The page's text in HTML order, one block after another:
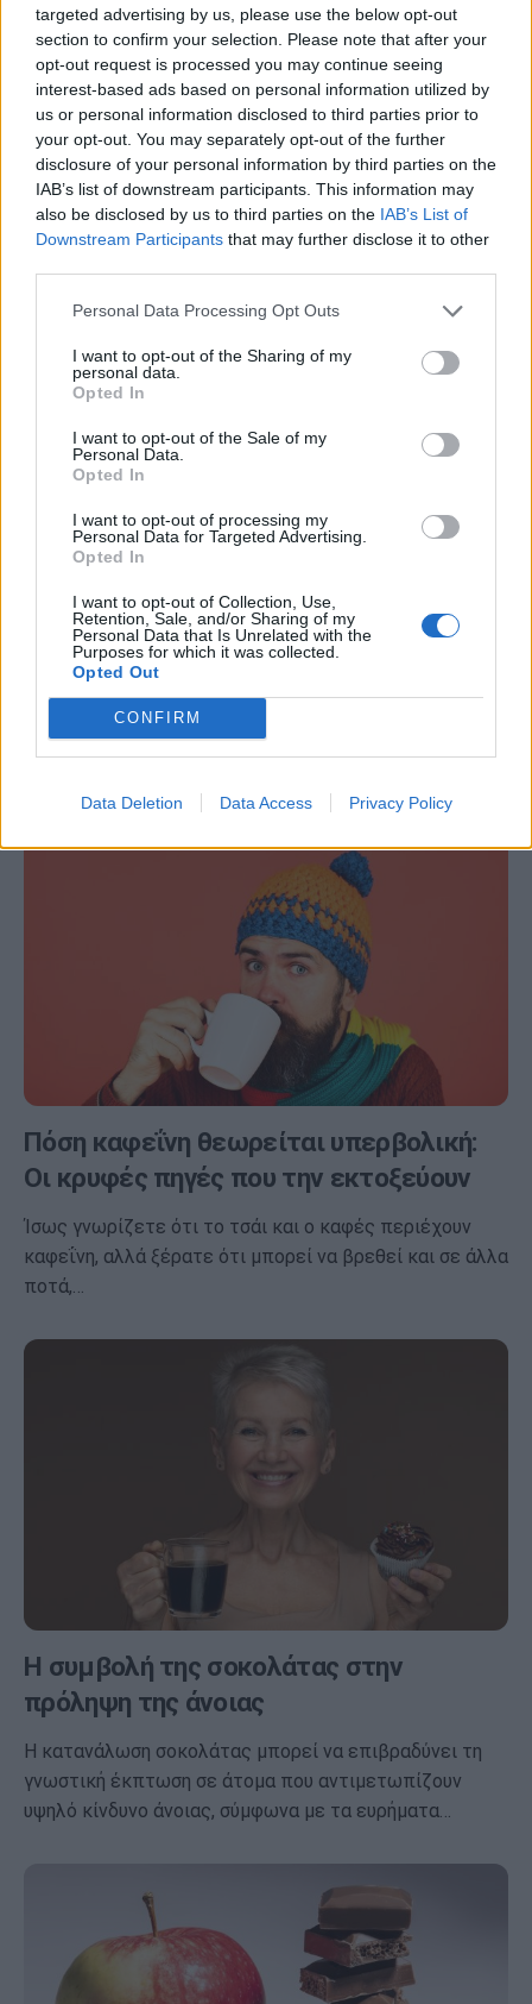
targeted advertising by us, please use the below opt-out
section to confirm your selection. Please note that after your
opt-out request is processed you may continue seeing
interest-based ads based on personal information utilized by
us or personal information disclosed to third parties prior to
your opt-out. You may separately opt-out of the further
disclosure of your personal information by third parties on the
IAB’s list of downstream participants. This information may
also be disclosed by us to third parties on the IAB’s List of
Downstream Participants that may further disclose it to other
Personal Data Processing Opt Outs
I want to opt-out of the Sharing of my
personal data.
Opted In
I want to opt-out of the Sale of my
Personal Data.
Opted In
I want to opt-out of processing my
Personal Data for Targeted Advertising.
Opted In
I want to opt-out of Collection, Use,
Retention, Sale, and/or Sharing of my
Personal Data that Is Unrelated with the
Purposes for which it was collected.
Opted Out
CONFIRM
Data Deletion Data Access Privacy Policy
Προσοχή! Ποια βαρέα μέταλλα περιέχει
η σοκολάτα
Τοξικά βαρέα μέταλλα υπάρχουν σε όλα τα εδάφη
παγκοσμίως, άρα και σε αυτά που καλλιεργούνται
κακαόδεντρα.
καρδιά, εγκέφαλο και εντερικό
σύστημα
Απολαύστε λίγη μαύρη σοκολάτα ως μέρος μιας
ισορροπημένης διατροφής και μπορεί να έχετε μερικά
σημαντικά οφέλη υγείας.
Πόση καφεΐνη θεωρείται υπερβολική:
Οι κρυφές πηγές που την εκτοξεύουν
Ίσως γνωρίζετε ότι το τσάι και ο καφές περιέχουν
καφεΐνη, αλλά ξέρατε ότι μπορεί να βρεθεί και σε άλλα
ποτά,…
Η συμβολή της σοκολάτας στην
πρόληψη της άνοιας
Η κατανάλωση σοκολάτας μπορεί να επιβραδύνει τη
γνωστική έκπτωση σε άτομα που αντιμετωπίζουν
υψηλό κίνδυνο άνοιας, σύμφωνα με τα ευρήματα…